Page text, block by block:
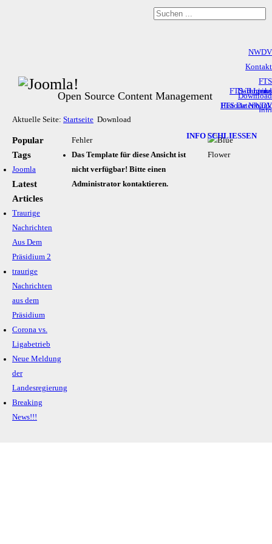
Open Source Content Management
NWDV
Jugend
Kontakt
FTS
FTS-Termine
FTS Datenbank
Download
Info
Dart Links
Historie NWDV
Tabellen 2017/18
Pokal
Aktuelle Seite: Startseite Download
Popular
Tags
Joomla
Latest
Articles
Traurige
Nachrichten
Aus Dem
Präsidium 2
traurige
Nachrichten
aus dem
Präsidium
Corona vs.
Ligabetrieb
Neue Meldung
der
Landesregierung
Breaking
News!!!
Fehler
Das Template für diese Ansicht ist
nicht verfügbar! Bitte einen
Administrator kontaktieren.
INFO SCHLIESSEN